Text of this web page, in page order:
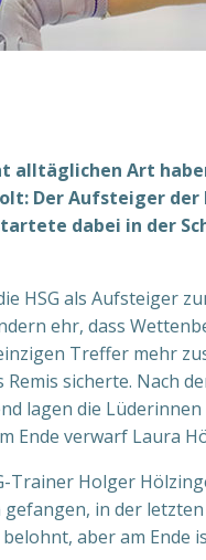
alltäglichen Art
Der Aufsteiger
dabei in der
HSG als Aufsteiger
ehr, dass
Treffer mehr
sicherte. Nach
lagen die
Ende verwarf Laura
Trainer Holger
in der
aber am Ende